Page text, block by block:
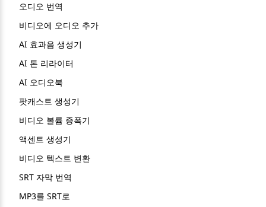
오디오 번역
비디오에 오디오 추가
AI 효과음 생성기
AI 톤 리라이터
AI 오디오북
팟캐스트 생성기
비디오 볼륨 증폭기
액센트 생성기
비디오 텍스트 변환
SRT 자막 번역
MP3를 SRT로